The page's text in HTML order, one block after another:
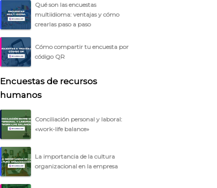
Qué son las encuestas
multiidioma: ventajas y cómo
crearlas paso a paso
Cómo compartir tu encuesta por
código QR
Encuestas de recursos
humanos
Conciliación personal y laboral:
«work-life balance»
La importancia de la cultura
organizacional en la empresa